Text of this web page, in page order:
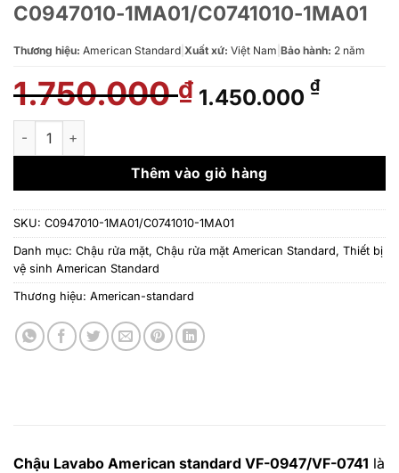
C0947010-1MA01/C0741010-1MA01
Thương hiệu: American Standard Xuất xứ: Việt Nam Bảo hành: 2 năm
1.750.000₫ Giá
gốc
1.750.000 ₫.
1.450.000 ₫Giá
là:
Chậu rửa mặt American Standard C0947010-1MA01/
Thêm vào giỏ hàng
SKU: C0947010-1MA01/C0741010-1MA01
Danh mục: Chậu rửa mặt, Chậu rửa mặt American Standard, Thiết bị
vệ sinh American Standard
Thương hiệu: American-standard
Chậu Lavabo American standard VF-0947/VF-0741 là